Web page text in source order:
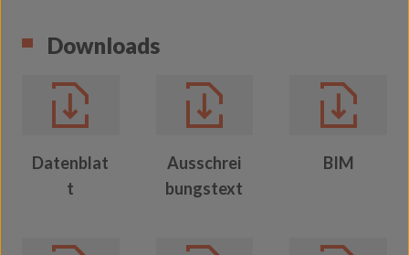
Downloads
Datenblat
t
Ausschrei
bungstext
BIM